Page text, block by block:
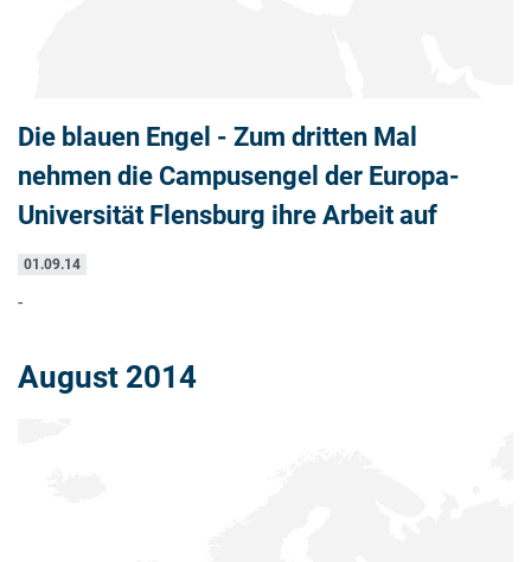
Die blauen Engel - Zum dritten Mal
nehmen die Campusengel der Europa-
Universität Flensburg ihre Arbeit auf
01.09.14
-
August 2014